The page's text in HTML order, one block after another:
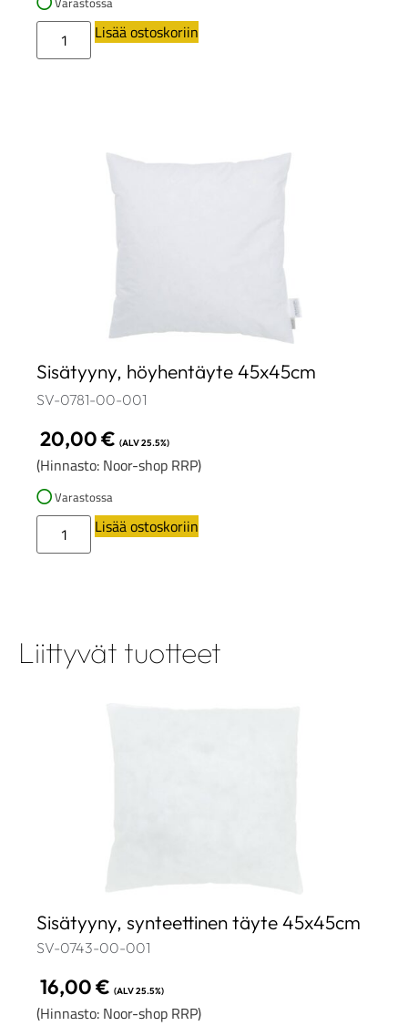
Lisää ostoskoriin
Sisätyyny, höyhentäyte 45x45cm
SV-0781-00-001
20,00€ (ALV 25.5%)
(Hinnasto: Noor-shop RRP)
Varastossa
Lisää ostoskoriin
Liittyvät tuotteet
Sisätyyny, synteettinen täyte 45x45cm
SV-0743-00-001
16,00€ (ALV 25.5%)
(Hinnasto: Noor-shop RRP)